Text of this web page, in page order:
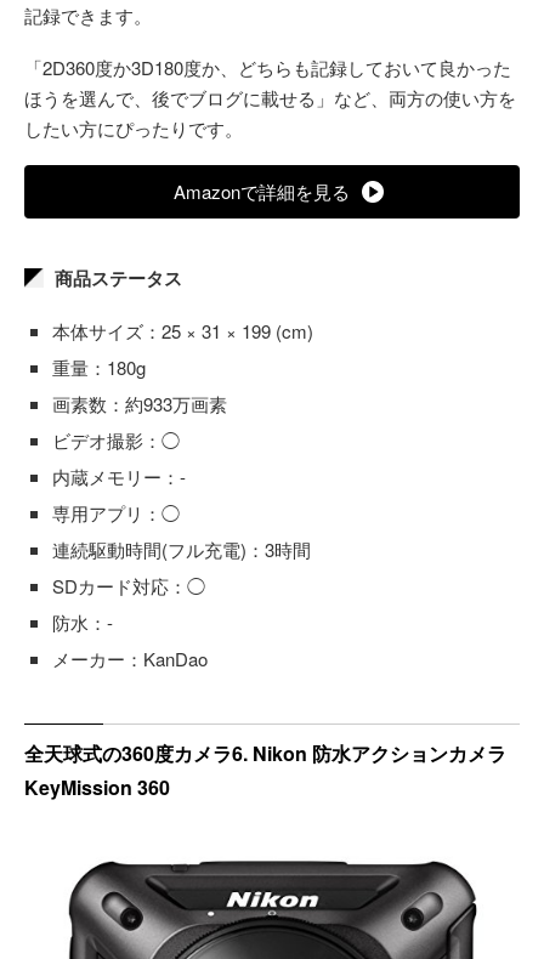
記録できます。
「2D360度か3D180度か、どちらも記録しておいて良かった
ほうを選んで、後でブログに載せる」など、両方の使い方を
したい方にぴったりです。
Amazonで詳細を見る
商品ステータス
本体サイズ：25 × 31 × 199 (cm)
重量：180g
画素数：約933万画素
ビデオ撮影：◯
内蔵メモリー：-
専用アプリ：◯
連続駆動時間(フル充電)：3時間
SDカード対応：◯
防水：-
メーカー：KanDao
全天球式の360度カメラ6. Nikon 防水アクションカメラ
KeyMission 360